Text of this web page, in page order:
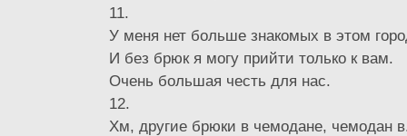
11.
У меня нет больше знакомых в этом
И без брюк я могу прийти только к вам.
Очень большая честь для нас.
12.
Хм, другие брюки в чемодане, чемодан